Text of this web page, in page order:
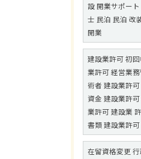
設 開業サポー
士 民泊 民泊 改
開業
建設業許可 初
業許可 経営業
術者 建設業許
資金 建設業許
業許可 建設業
書類 建設業許
在留資格変更